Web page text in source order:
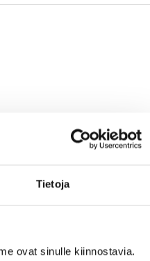
Tietoja
ovat sinulle kiinnostavia.